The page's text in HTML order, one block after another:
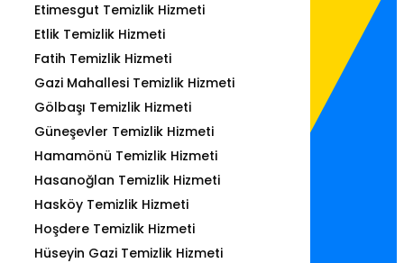
Etimesgut Temizlik Hizmeti
Etlik Temizlik Hizmeti
Fatih Temizlik Hizmeti
Gazi Mahallesi Temizlik Hizmeti
Gölbaşı Temizlik Hizmeti
Güneşevler Temizlik Hizmeti
Hamamönü Temizlik Hizmeti
Hasanoğlan Temizlik Hizmeti
Hasköy Temizlik Hizmeti
Hoşdere Temizlik Hizmeti
Hüseyin Gazi Temizlik Hizmeti